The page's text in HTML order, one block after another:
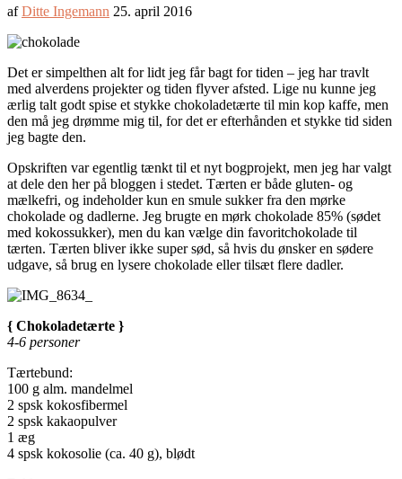
afDitte Ingemann 25. april 2016
Det er simpelthen alt for lidt jeg får bagt for tiden – jeg har travlt
med alverdens projekter og tiden flyver afsted. Lige nu kunne jeg
ærlig talt godt spise et stykke chokoladetærte til min kop kaffe, men
den må jeg drømme mig til, for det er efterhånden et stykke tid siden
jeg bagte den.
Opskriften var egentlig tænkt til et nyt bogprojekt, men jeg har valgt
at dele den her på bloggen i stedet. Tærten er både gluten- og
mælkefri, og indeholder kun en smule sukker fra den mørke
chokolade og dadlerne. Jeg brugte en mørk chokolade 85% (sødet
med kokossukker), men du kan vælge din favoritchokolade til
tærten. Tærten bliver ikke super sød, så hvis du ønsker en sødere
udgave, så brug en lysere chokolade eller tilsæt flere dadler.
{ Chokoladetærte }
4-6 personer
Tærtebund:
100 g alm. mandelmel
2 spsk kokosfibermel
2 spsk kakaopulver
1 æg
4 spsk kokosolie (ca. 40 g), blødt